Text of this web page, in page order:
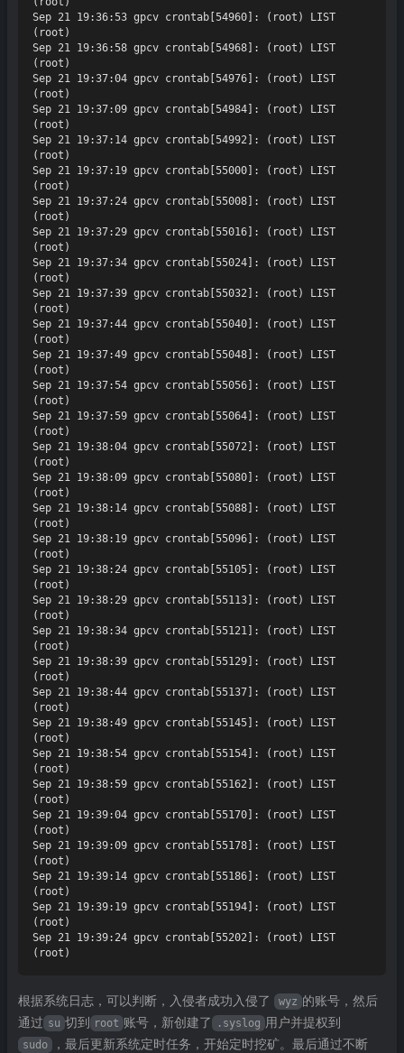
根据系统日志，可以判断，入侵者成功入侵了 wyz 的账号，然后
通过 su 切到 root 账号，新创建了 .syslog 用户并提权到
sudo ，最后更新系统定时任务，开始定时挖矿。最后通过不断